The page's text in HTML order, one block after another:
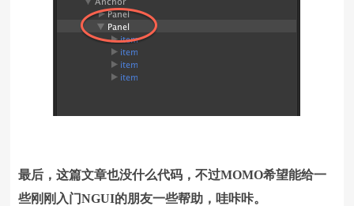
最后，这篇文章也没什么代码，不过MOMO希望能给一
些刚刚入门NGUI的朋友一些帮助，哇咔咔。